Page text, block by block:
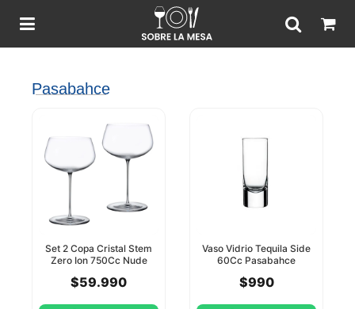
Pasabahce
Set 2 Copa Cristal Stem
Zero Ion 750Cc Nude
$59.990
Vaso Vidrio Tequila Side
60Cc Pasabahce
$990